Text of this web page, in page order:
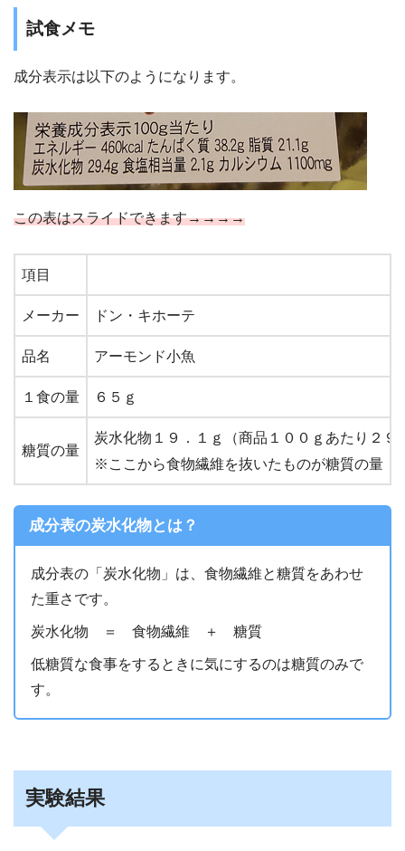
試食メモ
成分表示は以下のようになります。
この表はスライドできます→→→→
項目
メーカー ドン・キホーテ
品名 アーモンド小魚
１食の量 ６５ｇ
糖質の量
炭水化物１９．１ｇ（商品１００ｇあたり２９
※ここから食物繊維を抜いたものが糖質の量
成分表の炭水化物とは？
成分表の「炭水化物」は、食物繊維と糖質をあわせ
た重さです。
炭水化物 ＝ 食物繊維 ＋ 糖質
低糖質な食事をするときに気にするのは糖質のみで
す。
実験結果